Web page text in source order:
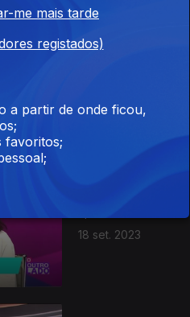
18 set. 2023
me mais tarde
registados)
a partir de onde ficou,
favoritos;